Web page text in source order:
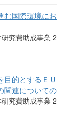
国際環境に
究費助成事業
目的とするＥ
関連について
究費助成事業